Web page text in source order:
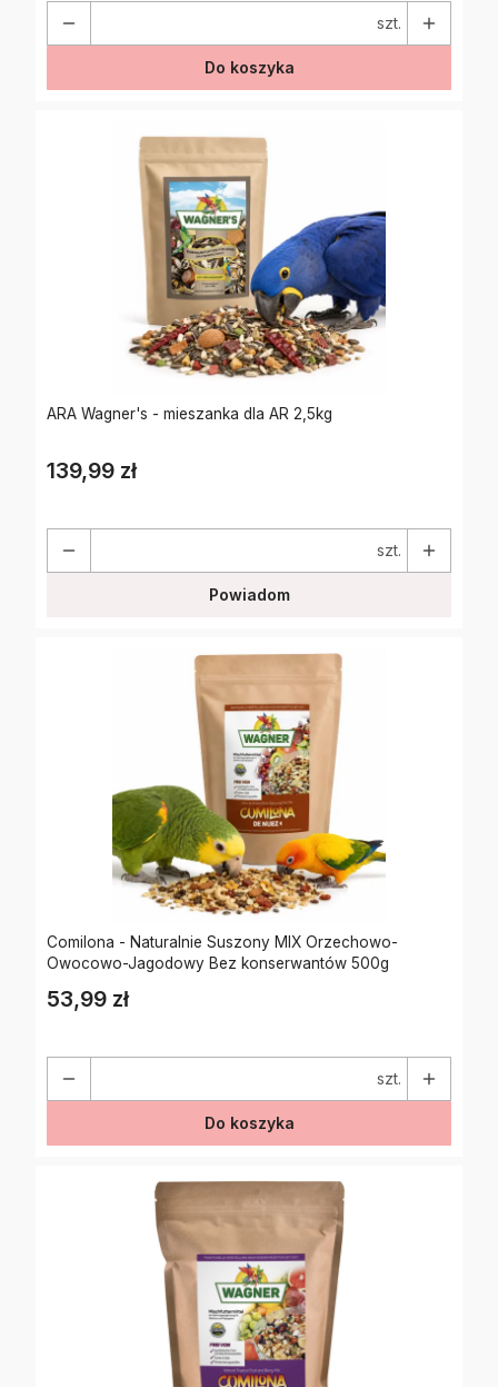
szt.
Do koszyka
ARA Wagner's - mieszanka dla AR 2,5kg
Cena
139,99 zł
szt.
Powiadom
Comilona - Naturalnie Suszony MIX Orzechowo-
Owocowo-Jagodowy Bez konserwantów 500g
Cena
53,99 zł
szt.
Do koszyka